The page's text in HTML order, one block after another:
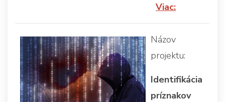
Viac:
Názov
projektu:
Identifikácia
príznakov